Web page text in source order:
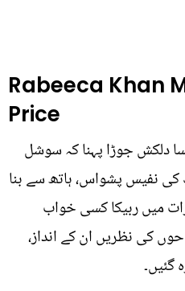
Rabeeca Khan
Price
دلکش جوڑا پہنا کہ سوشل
کی نفیس پشواس، ہاتھ سے بنا
میں ربیکا کسی خواب
کی نظریں ان کے انداز،
گئیں۔